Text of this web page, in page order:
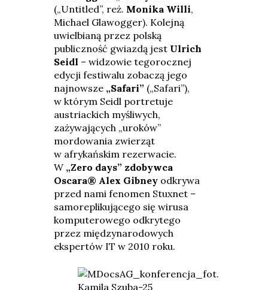
(„Untitled”, reż. Monika Willi,
Michael Glawogger). Kolejną
uwielbianą przez polską
publiczność gwiazdą jest Ulrich
Seidl – widzowie tegorocznej
edycji festiwalu zobaczą jego
najnowsze „Safari” („Safari”),
w którym Seidl portretuje
austriackich myśliwych,
zażywających „uroków”
mordowania zwierząt
w afrykańskim rezerwacie.
W „Zero days” zdobywca
Oscara® Alex Gibneyodkrywa
przed nami fenomen Stuxnet –
samoreplikującego się wirusa
komputerowego odkrytego
przez międzynarodowych
ekspertów IT w 2010 roku.